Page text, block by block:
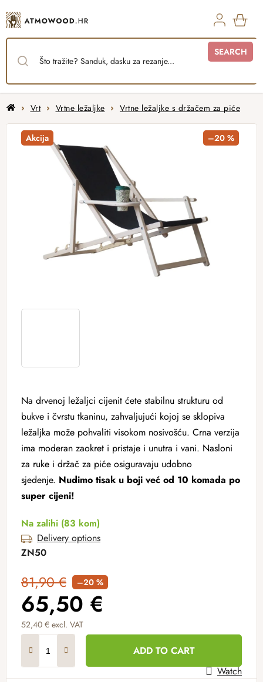
to
content
SEARCH
Home
Vrt Vrtne ležaljke Vrtne ležaljke s držačem za piće
Na drvenoj ležaljci cijenit ćete stabilnu strukturu od
bukve i čvrstu tkaninu, zahvaljujući kojoj se sklopiva
ležaljka može pohvaliti visokom nosivošću. Crna verzija
ima moderan zaokret i pristaje i unutra i vani. Nasloni
za ruke i držač za piće osiguravaju udobno
sjedenje. Nudimo tisak u boji već od 10 komada po
super cijeni!
Na zalihi (83 kom)
Delivery options
ZN50
81,90 € –20 %
65,50 €
52,40 € excl. VAT
ADD TO CART
Watch
Akcija –20 %